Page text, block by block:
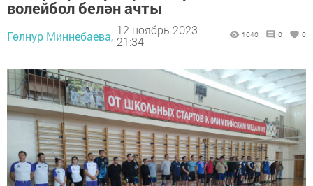
волейбол белән ачты
Гөлнур Миннебаева, 12 ноябрь 2023 -
21:34
1040 0 0